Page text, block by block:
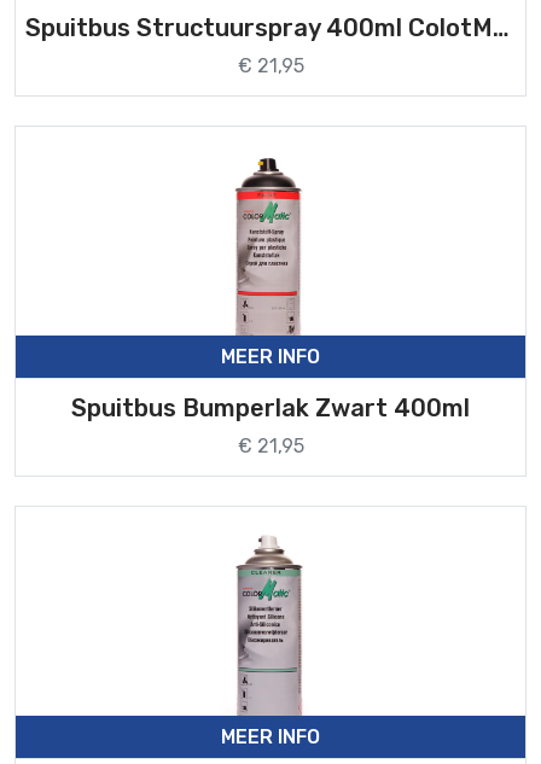
Spuitbus Structuurspray 400ml ColotMatic
€ 21,95
MEER INFO
Spuitbus Bumperlak Zwart 400ml
€ 21,95
MEER INFO